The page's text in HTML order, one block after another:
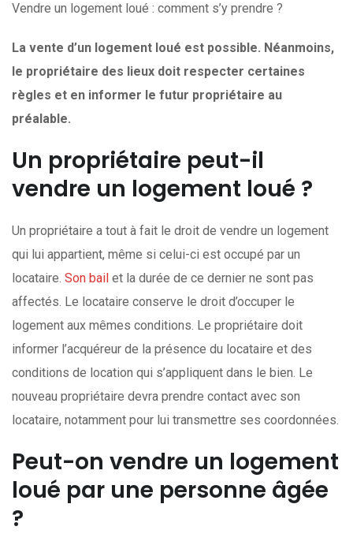
Vendre un logement loué : comment s’y prendre ?
La vente d’un logement loué est possible. Néanmoins,
le propriétaire des lieux doit respecter certaines
règles et en informer le futur propriétaire au
préalable.
Un propriétaire peut-il
vendre un logement loué ?
Un propriétaire a tout à fait le droit de vendre un logement
qui lui appartient, même si celui-ci est occupé par un
locataire. Son bail et la durée de ce dernier ne sont pas
affectés. Le locataire conserve le droit d’occuper le
logement aux mêmes conditions. Le propriétaire doit
informer l’acquéreur de la présence du locataire et des
conditions de location qui s’appliquent dans le bien. Le
nouveau propriétaire devra prendre contact avec son
locataire, notamment pour lui transmettre ses coordonnées.
Peut-on vendre un logement
loué par une personne âgée
?